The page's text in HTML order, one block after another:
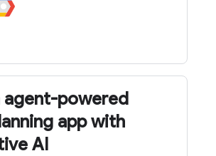
agent-powered
app with
AI